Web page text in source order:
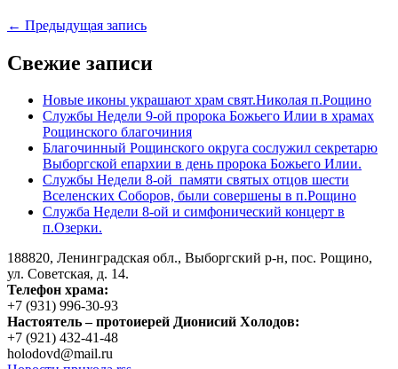
← Предыдущая запись
Свежие записи
Новые иконы украшают храм свят.Николая п.Рощино
Службы Недели 9-ой пророка Божьего Илии в храмах
Рощинского благочиния
Благочинный Рощинского округа сослужил секретарю
Выборгской епархии в день пророка Божьего Илии.
Службы Недели 8-ой памяти святых отцов шести
Вселенских Соборов, были совершены в п.Рощино
Служба Недели 8-ой и симфонический концерт в
п.Озерки.
188820, Ленинградская обл., Выборгский р-н, пос. Рощино,
ул. Советская, д. 14.
Телефон храма:
+7 (931) 996-30-93
Настоятель – протоиерей Дионисий Холодов:
+7 (921) 432-41-48
holodovd@mail.ru